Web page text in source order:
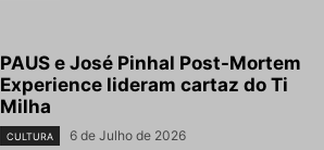
PAUS e José Pinhal Post-Mortem
Experience lideram cartaz do Ti
Milha
CULTURA 6 de Julho de 2026